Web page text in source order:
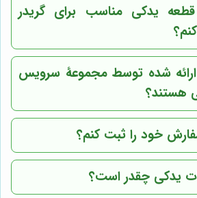
یدکی مناسب برای گریدر
شده توسطمجموعۀ سرویس
هستند؟
خود را ثبت کنم؟
یدکی چقدر است؟